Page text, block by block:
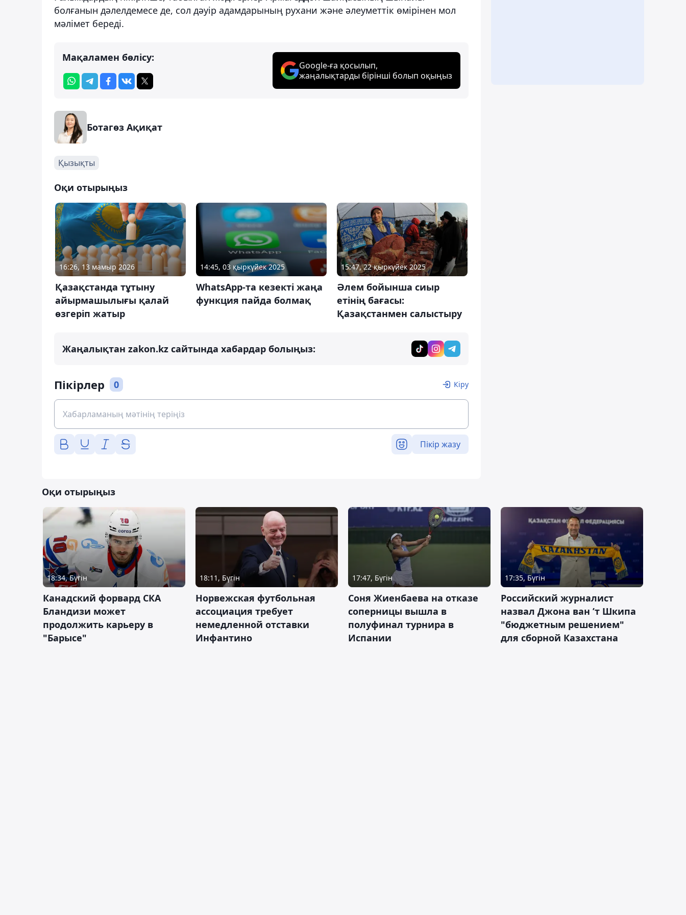
болғанын дәлелдемесе де, сол дәуір адамдарының рухани және әлеуметтік өмірінен мол
мәлімет береді.
Мақаламен бөлісу:
Google-ға қосылып,
жаңалықтарды бірінші болып оқыңыз
Ботагөз Ақиқат
Қызықты
Оқи отырыңыз
16:26, 13 мамыр 2026
Қазақстанда тұтыну
айырмашылығы қалай
өзгеріп жатыр
14:45, 03 қыркүйек 2025
WhatsApp-та кезекті жаңа
функция пайда болмақ
15:47, 22 қыркүйек 2025
Әлем бойынша сиыр
етінің бағасы:
Қазақстанмен салыстыру
Жаңалықтан zakon.kz сайтында хабардар болыңыз:
Пікірлер 0 Кіру
Пікір жазу
Оқи отырыңыз
18:34, Бүгін
Канадский форвард СКА
Бландизи может
продолжить карьеру в
"Барысе"
18:11, Бүгін
Норвежская футбольная
ассоциация требует
немедленной отставки
Инфантино
17:47, Бүгін
Соня Жиенбаева на отказе
соперницы вышла в
полуфинал турнира в
Испании
17:35, Бүгін
Российский журналист
назвал Джона ван ’т Шкипа
"бюджетным решением"
для сборной Казахстана